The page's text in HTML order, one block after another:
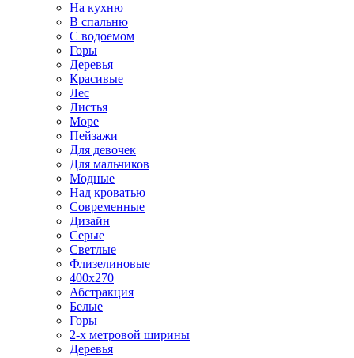
На кухню
В спальню
С водоемом
Горы
Деревья
Красивые
Лес
Листья
Море
Пейзажи
Для девочек
Для мальчиков
Модные
Над кроватью
Современные
Дизайн
Серые
Светлые
Флизелиновые
400х270
Абстракция
Белые
Горы
2-х метровой ширины
Деревья